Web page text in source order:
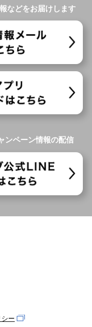
などをお届けします
ンペーン情報の配信
ー